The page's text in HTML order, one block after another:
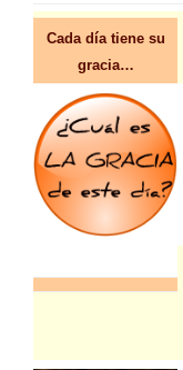
Cada día tiene su
gracia…